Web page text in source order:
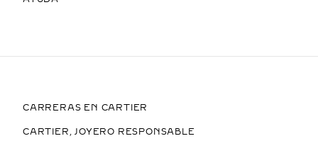
CARRERAS EN CARTIER
CARTIER, JOYERO RESPONSABLE